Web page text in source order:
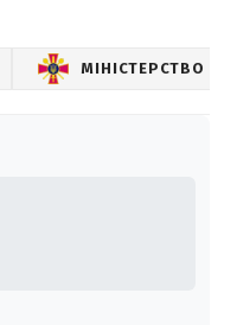
МІНІСТЕРСТВО